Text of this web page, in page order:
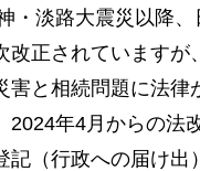
・淡路大震災以降、
改正されていますが
害と相続問題に法律
2024年4月からの法
記（行政への届け出